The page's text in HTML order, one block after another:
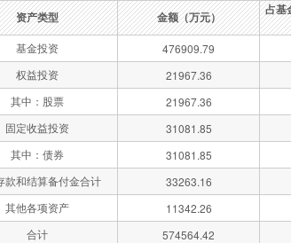
资产类型 金额（万元）
占基
基金投资 476909.79
权益投资
21967.36
其中：股票
21967.36
固定收益投资
31081.85
其中：债券
31081.85
款和结算备付金合计
33263.16
其他各项资产
11342.26
合计
574564.42